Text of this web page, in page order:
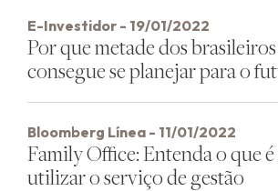
E-Investidor - 19/01/2022
Por que metade dos
consegue se planejar para o
Bloomberg Línea - 11/01/2022
Family Office: Entenda o que
utilizar o serviço de gestão